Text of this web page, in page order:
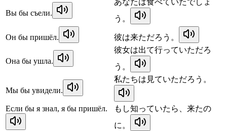
Вы бы съели.
う。
Он бы пришёл. 彼は来ただろう。
Она бы ушла.
彼女は出て行っていただろ
う。
Мы бы увидели.
私たちは見ていただろう。
Если бы я знал, я бы пришёл.
もし知っていたら、来たの
に。